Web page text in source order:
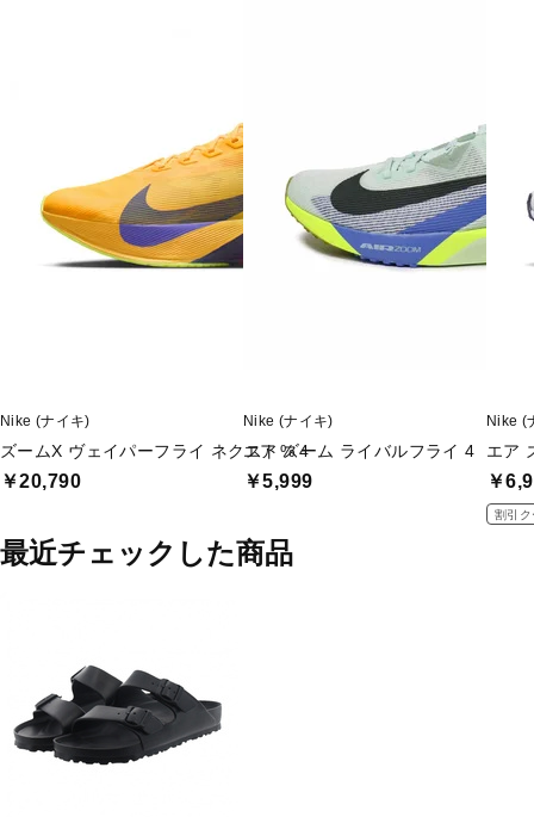
Nike (ナイキ)
ズームX ヴェイパーフライ ネクスト% 4
￥20,790
Nike (ナイキ)
エア ズーム ライバルフライ 4
￥5,999
Nike (
エア
￥
割引ク
最近チェックした商品